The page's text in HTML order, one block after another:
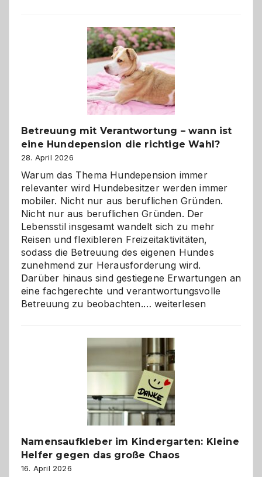
Betreuung mit Verantwortung – wann ist
eine Hundepension die richtige Wahl?
28. April 2026
Warum das Thema Hundepension immer
relevanter wird Hundebesitzer werden immer
mobiler. Nicht nur aus beruflichen Gründen.
Nicht nur aus beruflichen Gründen. Der
Lebensstil insgesamt wandelt sich zu mehr
Reisen und flexibleren Freizeitaktivitäten,
sodass die Betreuung des eigenen Hundes
zunehmend zur Herausforderung wird.
Darüber hinaus sind gestiegene Erwartungen an
eine fachgerechte und verantwortungsvolle
Betreuung zu beobachten.…Betreuung
wann
ist
eine
Hundepension
die
richtige
weiterlesen
Namensaufkleber im Kindergarten: Kleine
Helfer gegen das große Chaos
16. April 2026